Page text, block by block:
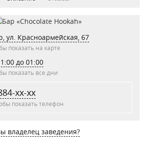
ул. Красноармейская, 67
показать на карте
до 01:00
показать все дни
xx-xx
показать телефон
владелец заведения?